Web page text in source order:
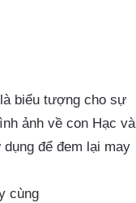
biểu tượng cho sự
ảnh về con Hạc và
để đem lại may
cùng